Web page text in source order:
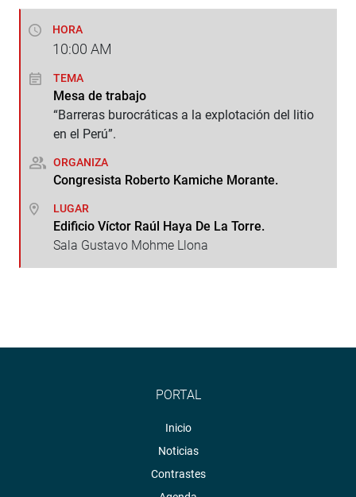
HORA
10:00 AM
TEMA
Mesa de trabajo
“Barreras burocráticas a la explotación del litio
en el Perú”.
ORGANIZA
Congresista Roberto Kamiche Morante.
LUGAR
Edificio Víctor Raúl Haya De La Torre.
Sala Gustavo Mohme Llona
PORTAL
Inicio
Noticias
Contrastes